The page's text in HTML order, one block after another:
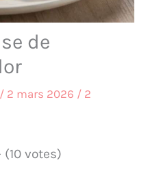
de
/ 2 mars 2026 / 2
votes)